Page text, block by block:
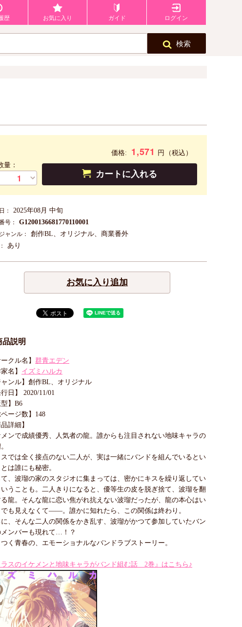
歴 お気に入り ガイド ログイン
検索
価格: 1,571 円
（税込）
量：
カートに入れる
： 2025年08月 中旬
号： G1200136681770110001
ャンル： 創作BL、オリジナル、商業番外
あり
お気に入り追加
品説明
ークル名】 群青エデン
家名】 イズミハルカ
ャンル】創作BL、オリジナル
行日】 2020/11/01
型】B6
ページ数】148
品詳細】
メンで成績優秀、人気者の龍。誰からも注目されない地味キャラの
スでは全く接点のない二人が、実は一緒にバンドを組んでいるとい
は誰にも秘密。
て、波瑠の家のスタジオに集まっては、密かにキスを繰り返してい
いうことも。二人きりになると、優等生の皮を脱ぎ捨て、波瑠を翻
龍。そんな龍に恋い焦がれ抗えない波瑠だったが、龍の本心はい
も見えなくて――。誰かに知れたら、この関係は終わり。
に、そんな二人の関係をかき乱す、波瑠がかつて参加していたバン
メンバーも現れて…！？
く青春の、エモーショナルなバンドラブストーリー。
ラスのイケメンと地味キャラがバンド組む話 2巻』はこちら♪